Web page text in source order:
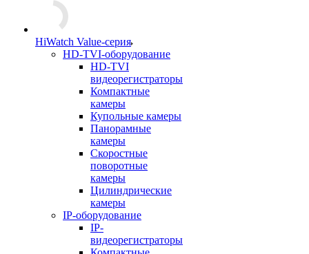
HiWatch Value-серия
HD-TVI-оборудование
HD-TVI
видеорегистраторы
Компактные
камеры
Купольные камеры
Панорамные
камеры
Скоростные
поворотные
камеры
Цилиндрические
камеры
IP-оборудование
IP-
видеорегистраторы